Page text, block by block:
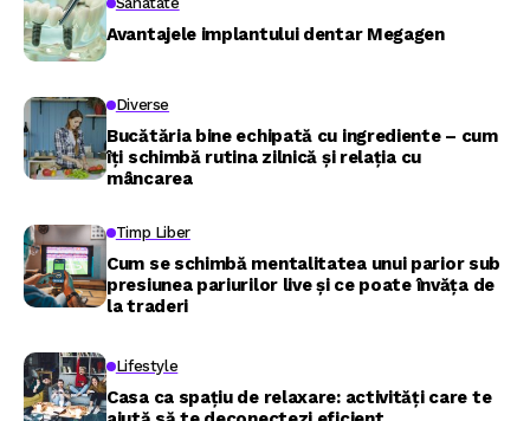
Avantajele implantului dentar Megagen
Diverse
Bucătăria bine echipată cu ingrediente – cum
îți schimbă rutina zilnică și relația cu
mâncarea
Timp Liber
Cum se schimbă mentalitatea unui parior sub
presiunea pariurilor live și ce poate învăța de
la traderi
Lifestyle
Casa ca spațiu de relaxare: activități care te